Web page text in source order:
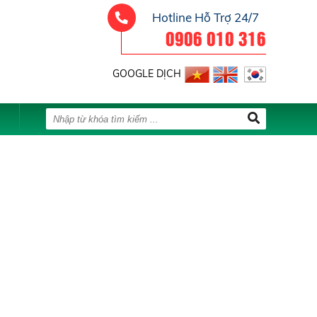
Hotline Hỗ Trợ 24/7
0906 010 316
GOOGLE DỊCH